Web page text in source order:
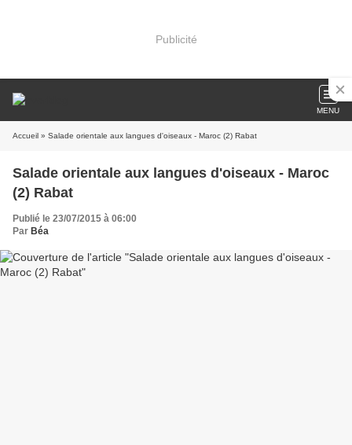
Publicité
MENU
Accueil » Salade orientale aux langues d'oiseaux - Maroc (2) Rabat
Salade orientale aux langues d'oiseaux - Maroc
(2) Rabat
Publié le 23/07/2015 à 06:00
Par Béa